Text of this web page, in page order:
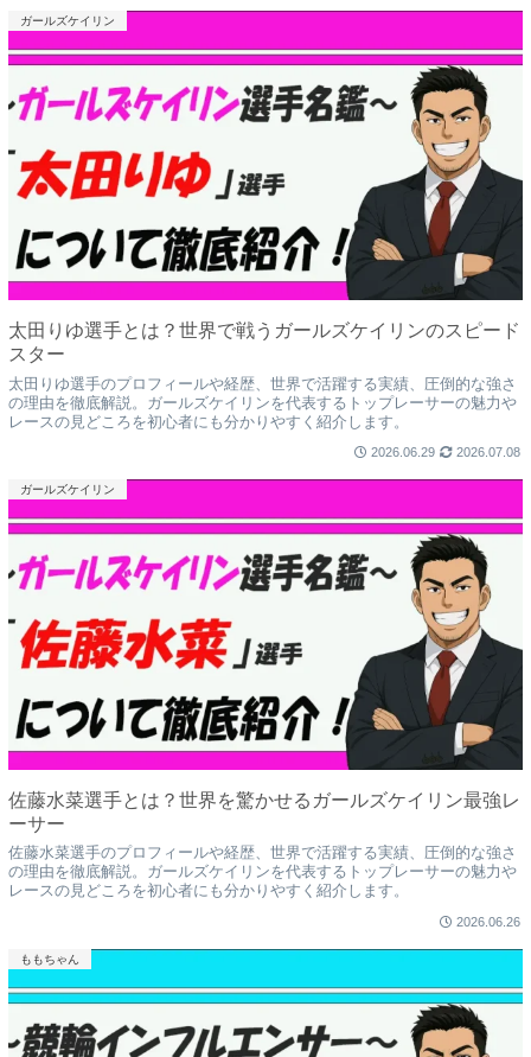
ガールズケイリン
太田りゆ選手とは？世界で戦うガールズケイリンのスピード
スター
太田りゆ選手のプロフィールや経歴、世界で活躍する実績、圧倒的な強さ
の理由を徹底解説。ガールズケイリンを代表するトップレーサーの魅力や
レースの見どころを初心者にも分かりやすく紹介します。
2026.06.29 2026.07.08
ガールズケイリン
佐藤水菜選手とは？世界を驚かせるガールズケイリン最強レ
ーサー
佐藤水菜選手のプロフィールや経歴、世界で活躍する実績、圧倒的な強さ
の理由を徹底解説。ガールズケイリンを代表するトップレーサーの魅力や
レースの見どころを初心者にも分かりやすく紹介します。
2026.06.26
ももちゃん